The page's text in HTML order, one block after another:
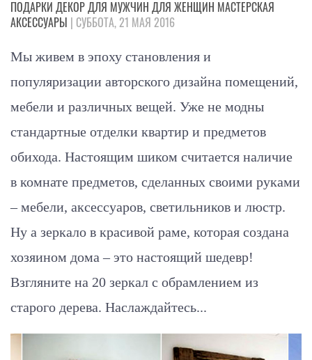
ПОДАРКИ ДЕКОРДЛЯ МУЖЧИН ДЛЯ ЖЕНЩИН МАСТЕРСКАЯ
АКСЕССУАРЫ | СУББОТА, 21 МАЯ 2016
Мы живем в эпоху становления и
популяризации авторского дизайна помещений,
мебели и различных вещей. Уже не модны
стандартные отделки квартир и предметов
обихода. Настоящим шиком считается наличие
в комнате предметов, сделанных своими руками
– мебели, аксессуаров, светильников и люстр.
Ну а зеркало в красивой раме, которая создана
хозяином дома – это настоящий шедевр!
Взгляните на 20 зеркал с обрамлением из
старого дерева. Наслаждайтесь...